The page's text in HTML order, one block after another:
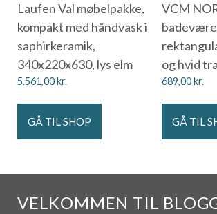
Laufen Val møbelpakke,
kompakt med håndvask i
saphirkeramik,
340x220x630, lys elm
5.561,00kr.
GÅ TIL SHOP
VCM
og hvid
689,00kr.
GÅ TIL
VELKOMMEN TIL